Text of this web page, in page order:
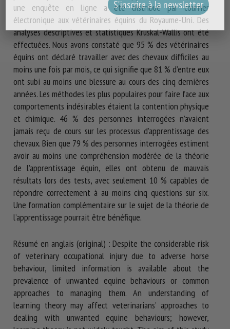
une enquête en ligne a été distribué par courrier
électronique aux vétérinaires équins du Royaume-Uni. Des
analyses descriptives et statistiques Kruskal-Wallis ont été
effectuées. Nous avons constaté que 95 % des vétérinaires
équins ont déclaré travailler avec des chevaux difficiles au
moins une fois par mois, ce qui signifie que 81 % d’entre eux
ont subi au moins une blessure au cours des cinq dernières
années. Les méthodes les plus populaires pour faire face aux
comportements indésirables étaient la contention physique
et chimique. 46 % des personnes interrogées n’avaient
jamais reçu de cours sur les processus d’apprentissage des
chevaux. Bien que 79 % des personnes interrogées estiment
avoir au moins une compréhension modérée de la théorie
de l’apprentissage équin, elles ont obtenu de mauvais
résultats lors des tests, avec seulement 10 % capables de
répondre correctement à au moins cinq questions sur six.
Une formation complémentaire sur le sujet de la théorie de
l’apprentissage pourrait être bénéfique.
Résumé en anglais (original) : Despite the considerable risk
of veterinary occupational injury due to adverse horse
behaviour, limited information is available about the
prevalence of unwanted equine behaviours or common
approaches to managing them. An understanding of
learning theory may affect veterinarians’ approaches to
dealing with unwanted equine behaviours; however,